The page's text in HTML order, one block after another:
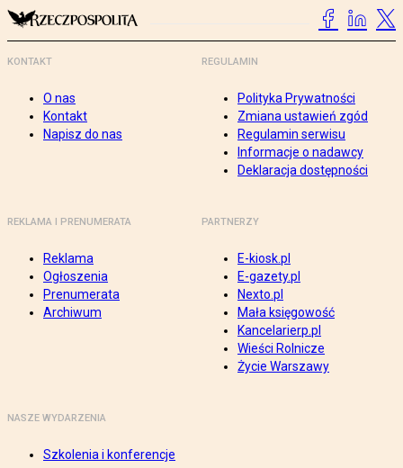
KONTAKT
O nas
Kontakt
Napisz do nas
REGULAMIN
Polityka Prywatności
Zmiana ustawień zgód
Regulamin serwisu
Informacje o nadawcy
Deklaracja dostępności
REKLAMA I PRENUMERATA
Reklama
Ogłoszenia
Prenumerata
Archiwum
PARTNERZY
E-kiosk.pl
E-gazety.pl
Nexto.pl
Mała księgowość
Kancelarierp.pl
Wieści Rolnicze
Życie Warszawy
NASZE WYDARZENIA
Szkolenia i konferencje